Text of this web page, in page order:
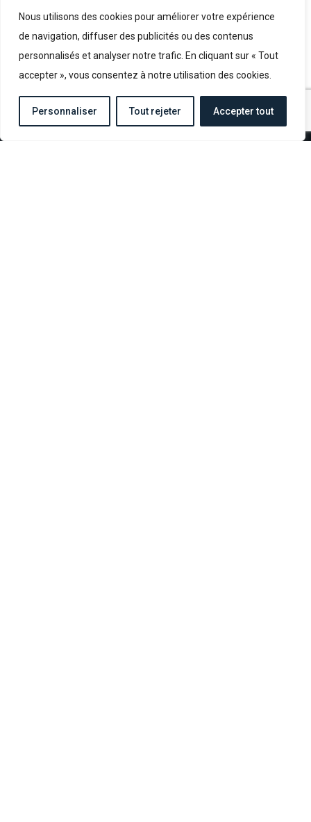
Nous utilisons des cookies pour améliorer votre expérience
de navigation, diffuser des publicités ou des contenus
personnalisés et analyser notre trafic. En cliquant sur « Tout
accepter », vous consentez à notre utilisation des cookies.
Personnaliser Tout rejeter Accepter tout
OVERLORD HISTORICAL DAYS 2026